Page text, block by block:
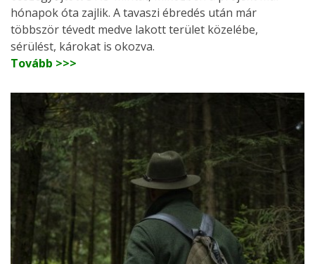
hónapok óta zajlik. A tavaszi ébredés után már
többször tévedt medve lakott terület közelébe,
sérülést, károkat is okozva.
Tovább >>>